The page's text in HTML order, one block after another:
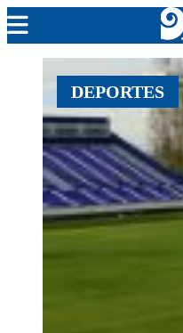
MENDOZA
CADA DÍA
ARGENTINA
NOTICIERO 9
PROTAGONISTAS
EL NUEVE STREAMS
PROGRAMACIÓN
DEPORTES